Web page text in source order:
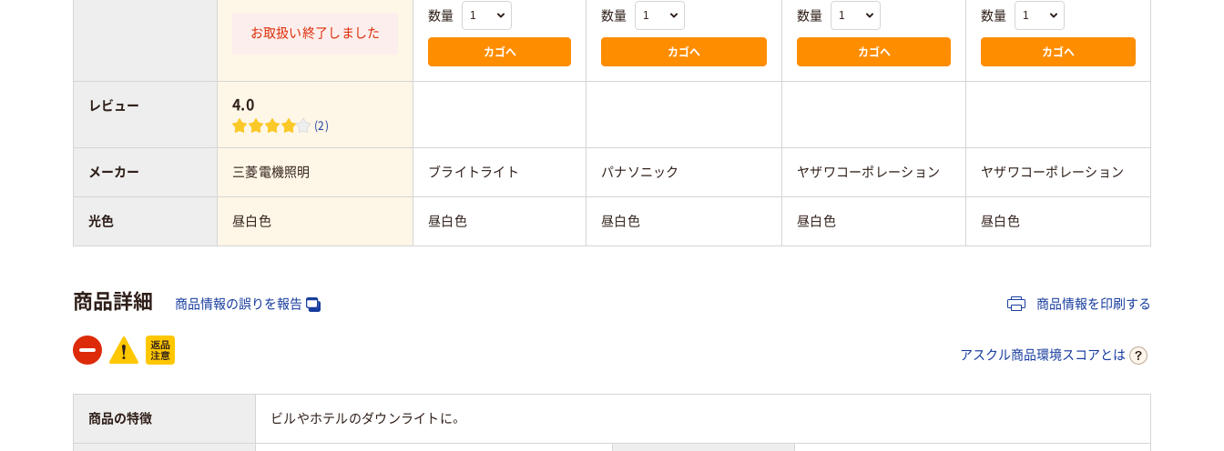
お取扱い終了しました
数量
カゴへ
数量
カゴへ
数量
カゴへ
数量
カゴへ
レビュー 4.0
(2)
メーカー 三菱電機照明 ブライトライト パナソニック ヤザワコーポレーション ヤザワコーポレーション
光色 昼白色 昼白色 昼白色 昼白色 昼白色
商品詳細 商品情報の誤りを報告 商品情報を印刷する
アスクル商品環境スコアとは
商品の特徴 ビルやホテルのダウンライトに。